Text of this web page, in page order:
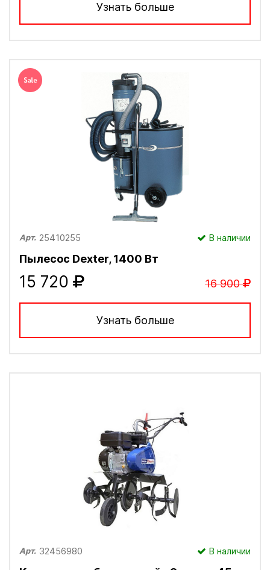
Узнать больше
Арт. 25410255 В наличии
Пылесос Dexter, 1400 Вт
15 720 16 900
Узнать больше
Арт. 32456980 В наличии